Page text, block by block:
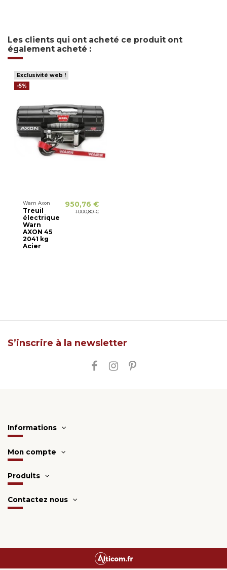
Les clients qui ont acheté ce produit ont
également acheté :
Exclusivité web !
-5%
Warn Axon
Treuil
électrique
Warn
AXON 45
2041 kg
Acier
950,76 €
1 000,80 €
S’inscrire à la newsletter
Informations
Mon compte
Produits
Contactez nous